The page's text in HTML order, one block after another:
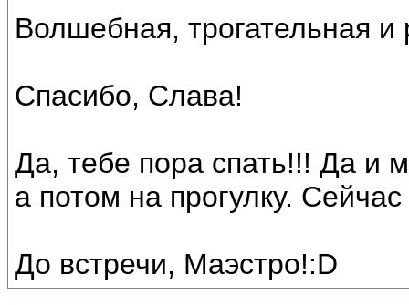
Волшебная, трогательная
Спасибо, Слава!
Да, тебе пора спать!!! Да и
а потом на прогулку.
До встречи, Маэстро!:D